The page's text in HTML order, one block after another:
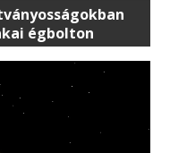
égbolton